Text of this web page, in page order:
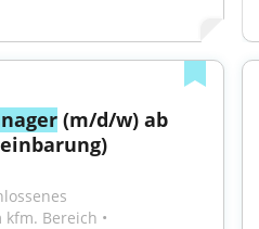
(m/d/w) ab
Bereich •